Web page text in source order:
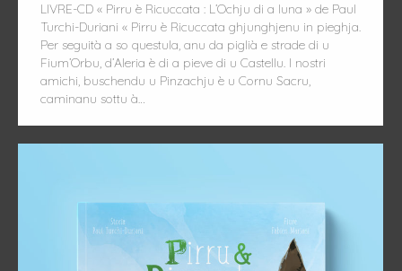
LIVRE-CD « Pirru è Ricuccata : L’Ochju di a luna » de Paul
Turchi-Duriani « Pirru è Ricuccata ghjunghjenu in pieghja.
Per seguità a so questula, anu da piglià e strade di u
Fium’Orbu, d’Aleria è di a pieve di u Castellu. I nostri
amichi, buschendu u Pinzachju è u Cornu Sacru,
caminanu sottu à…